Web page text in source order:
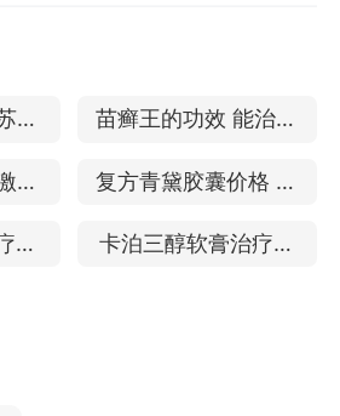
金
效
苗癣王的功效 能治好
银屑病吗
素
吗
复方青黛胶囊价格 治
疗银屑病的效果
银
卡泊三醇软膏治疗哪